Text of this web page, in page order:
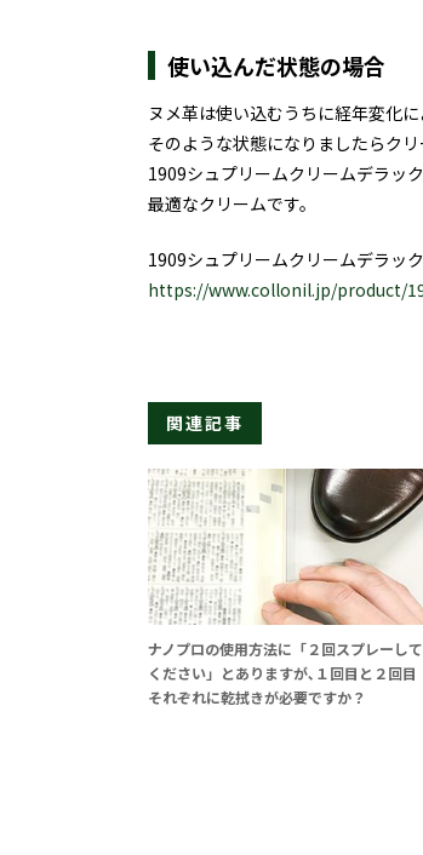
使い込んだ状態の場合
ヌメ革は使い込むうちに経年変化
そのような状態になりましたらク
1909シュプリームクリームデラッ
最適なクリームです。
1909シュプリームクリームデラッ
https://www.collonil.jp/product/
関連記事
ナノプロの使用方法に「２回スプレーして
ください」とありますが､１回目と２回目
それぞれに乾拭きが必要ですか？